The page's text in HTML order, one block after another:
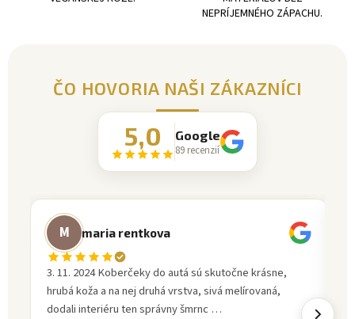
NEPRÍJEMNÉHO ZÁPACHU.
ČO HOVORIA NAŠI ZÁKAZNÍCI
5,0 Google
89 recenzií
M maria rentkova
3. 11. 2024 Koberčeky do autá sú skutočne krásne,
hrubá koža a na nej druhá vrstva, sivá melírovaná,
dodali interiéru ten správny šmrnc …